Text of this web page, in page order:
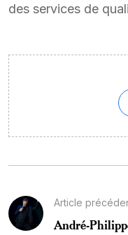
des services de
Article
André-